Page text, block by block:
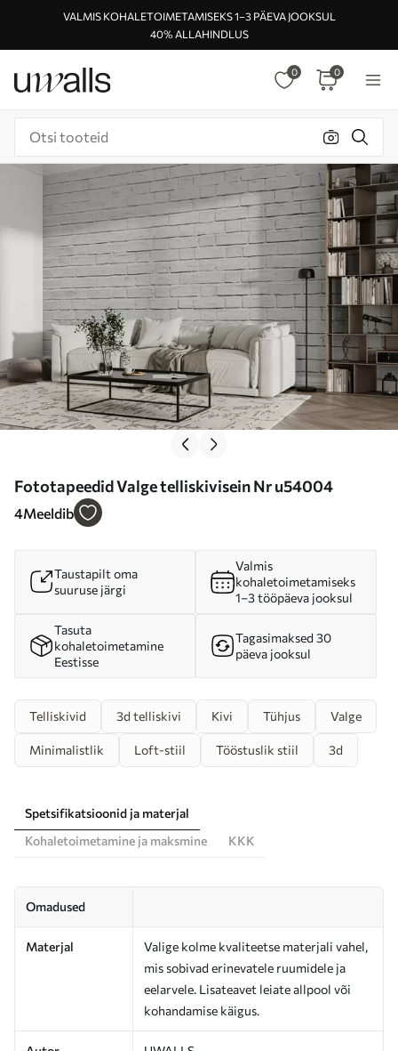
VALMIS KOHALETOIMETAMISEKS 1–3 PÄEVA JOOKSUL
40% ALLAHINDLUS
0 0
Fototapeedid Valge telliskivisein Nr u54004
4Meeldib
Taustapilt oma
suuruse järgi
Valmis
kohaletoimetamiseks
1–3 tööpäeva jooksul
Tasuta
kohaletoimetamine
Eestisse
Tagasimaksed 30
päeva jooksul
Telliskivid 3d telliskivi Kivi Tühjus Valge
Minimalistlik Loft-stiil Tööstuslik stiil 3d
Spetsifikatsioonid ja materjal
Kohaletoimetamine ja maksmine
KKK
Omadused
Materjal
Valige kolme kvaliteetse materjali vahel,
mis sobivad erinevatele ruumidele ja
eelarvele. Lisateavet leiate allpool või
kohandamise käigus.